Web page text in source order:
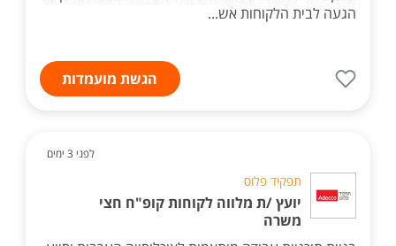
הגעה לבית הלקוחות אש...
הגשת מועמדות
לפני 3 ימים
תפקיד פלוס
יועץ /ת מלווה לקוחות קופ"ח חצי
משרה